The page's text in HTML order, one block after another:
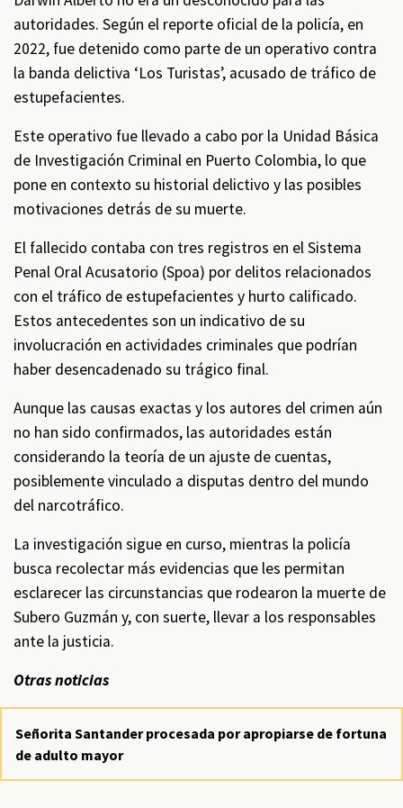
autoridades. Según el reporte oficial de la policía, en
2022, fue detenido como parte de un operativo contra
la banda delictiva ‘Los Turistas’, acusado de tráfico de
estupefacientes.
Este operativo fue llevado a cabo por la Unidad Básica
de Investigación Criminal en Puerto Colombia, lo que
pone en contexto su historial delictivo y las posibles
motivaciones detrás de su muerte.
El fallecido contaba con tres registros en el Sistema
Penal Oral Acusatorio (Spoa) por delitos relacionados
con el tráfico de estupefacientes y hurto calificado.
Estos antecedentes son un indicativo de su
involucración en actividades criminales que podrían
haber desencadenado su trágico final.
Aunque las causas exactas y los autores del crimen aún
no han sido confirmados, las autoridades están
considerando la teoría de un ajuste de cuentas,
posiblemente vinculado a disputas dentro del mundo
del narcotráfico.
La investigación sigue en curso, mientras la policía
busca recolectar más evidencias que les permitan
esclarecer las circunstancias que rodearon la muerte de
Subero Guzmán y, con suerte, llevar a los responsables
ante la justicia.
Otras noticias
Señorita Santander procesada por apropiarse de fortuna
de adulto mayor